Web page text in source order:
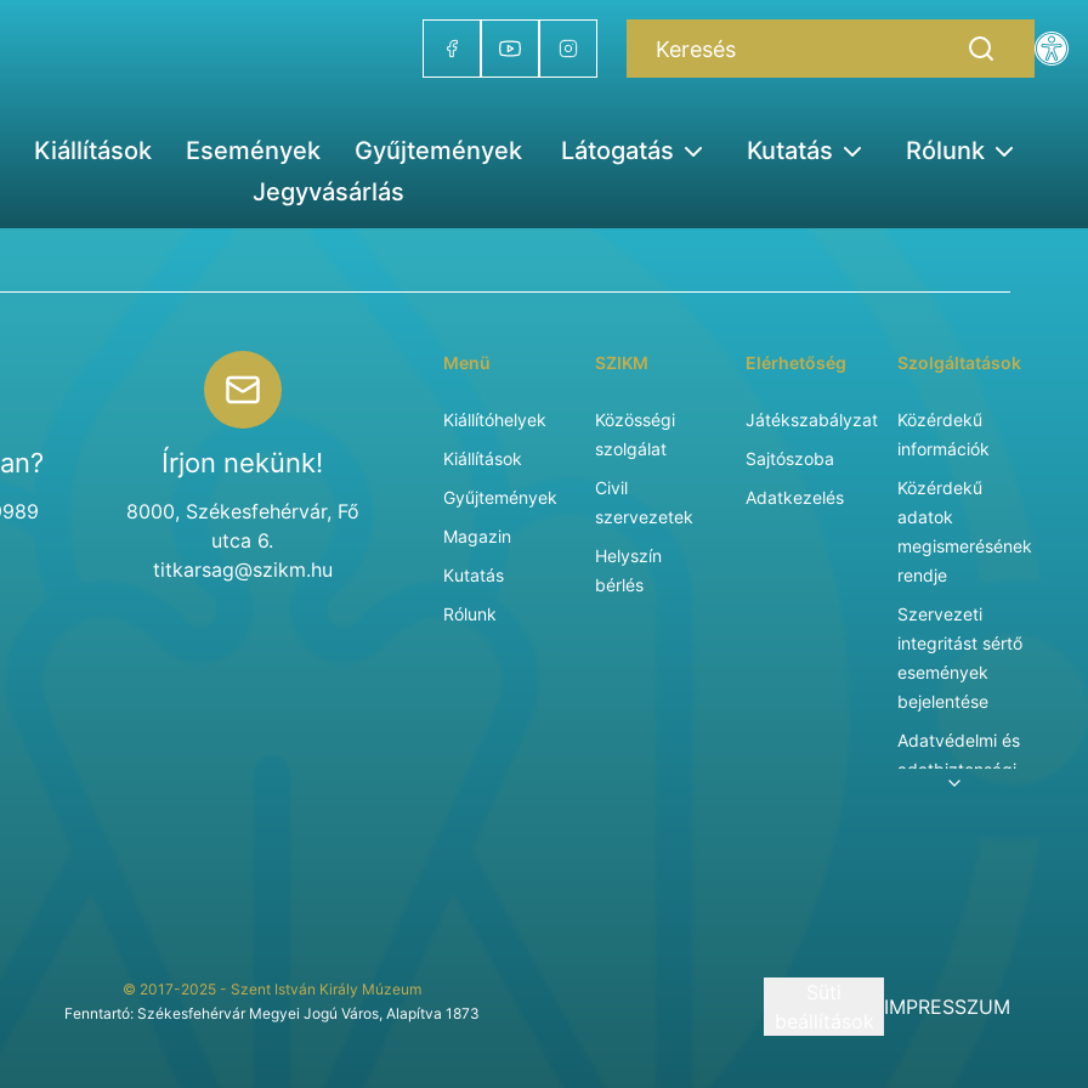
Kiállítások Események Gyűjtemények Látogatás Kutatás
Rólunk
Jegyvásárlás
Írjon nekünk!
8000, Székesfehérvár, Fő
utca 6.
titkarsag@szikm.hu
Menü
Kiállítóhelyek
Kiállítások
Gyűjtemények
Magazin
Kutatás
Rólunk
SZIKM
Közösségi
szolgálat
Civil
szervezetek
Helyszín
bérlés
Elérhetőség
Játékszabályzat
Sajtószoba
Adatkezelés
Szolgáltatások
Közérdekű
információk
Közérdekű
adatok
megismerésének
rendje
Szervezeti
integritást sértő
események
bejelentése
Adatvédelmi és
adatbiztonsági
szolgáltatásai
© 2017-2025 - Szent István Király Múzeum
Fenntartó: Székesfehérvár Megyei Jogú Város, Alapítva 1873
IMPRESSZUM